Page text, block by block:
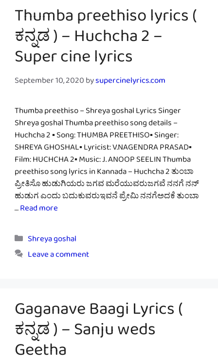
Thumba preethiso lyrics (
ಕನ್ನಡ ) – Huchcha 2 –
Super cine lyrics
September 10, 2020bysupercinelyrics.com
Thumba preethiso – Shreya goshal Lyrics Singer
Shreya goshal Thumba preethiso song details –
Huchcha 2 ▪ Song: THUMBA PREETHISO▪ Singer:
SHREYA GHOSHAL▪ Lyricist: V.NAGENDRA PRASAD▪
Film: HUCHCHA 2▪ Music: J. ANOOP SEELIN Thumba
preethiso song lyrics in Kannada – Huchcha 2 ತುಂಬಾ
ಪ್ರೀತಿಸೊ ಹುಡುಗಿಯರು ಜಗವ ಮರೆಯುವರುಜಗವೆ ನನಗೆ ನನ್
ಹುಡುಗ ಎಂದು ಬದುಕುವರುಇವನೆ ಪ್ರೇಮಿ ನನಗೆಅದಕೆ ತುಂಬಾ
…Read more
Categories
Shreya goshal
Leave a comment
Gaganave Baagi Lyrics (
ಕನ್ನಡ ) – Sanju weds
Geetha